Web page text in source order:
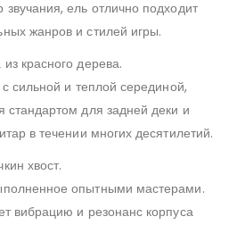
ель отлично подходит
жанров и стилей игры.
красного дерева.
сильной и теплой серединой,
стандартом для задней деки и
в течении многих десятилетий.
хвост.
опытными мастерами.
вибрацию и резонанс корпуса